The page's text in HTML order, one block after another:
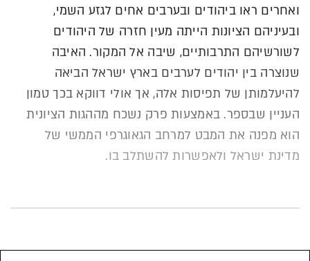
ואחרים ראו ביהודים ובערבים אחים לגזע השמי,
ובעיניהם הציונות הייתה מעין חזרה של היהודים
לשורשיהם התרבותיים, שיבה אל המקור. האיבה
שנוצרה בין יהודים לערבים בארץ ישראל הביאה
להיעלמותן של תפיסות אלה, אך אולי דווקא בכך טמון
העניין שבספר. באמצעות פרק נשכח מההגות הציונית
הוא מפנה את המבט למרחב הגאוגרפי הממשי של
מדינת ישראל ולאפשרות להשתלב בו.